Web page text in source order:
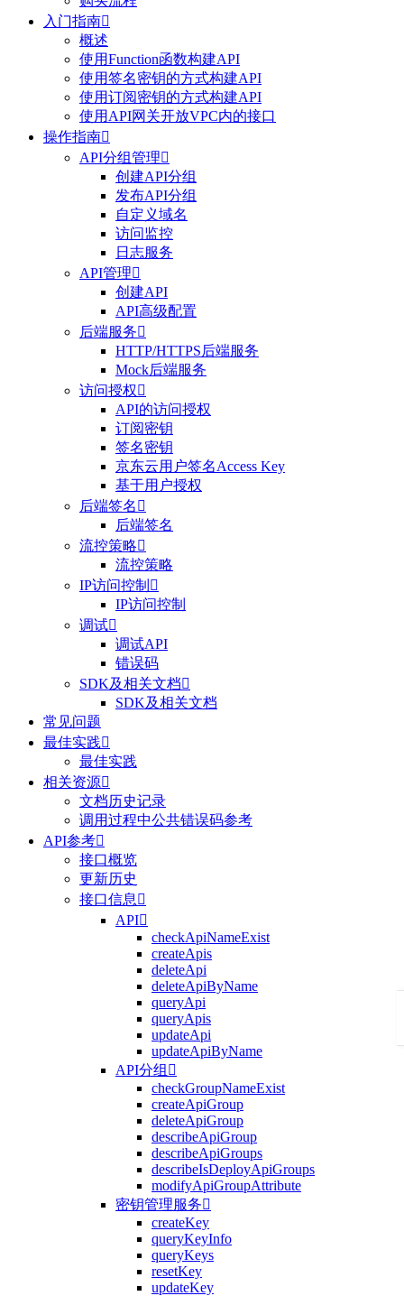
入门指南
概述
使用Function函数构建API
使用签名密钥的方式构建API
使用订阅密钥的方式构建API
使用API网关开放VPC内的接口
操作指南
API分组管理
创建API分组
发布API分组
自定义域名
访问监控
日志服务
API管理
创建API
API高级配置
后端服务
HTTP/HTTPS后端服务
Mock后端服务
访问授权
API的访问授权
订阅密钥
签名密钥
京东云用户签名Access Key
基于用户授权
后端签名 
后端签名
流控策略
流控策略
IP访问控制 
IP访问控制
调试
调试API
错误码
SDK及相关文档
SDK及相关文档
常见问题
最佳实践
最佳实践
相关资源
文档历史记录
调用过程中公共错误码参考
API参考
接口概览
更新历史
接口信息 
API
checkApiNameExist
createApis
deleteApi
deleteApiByName
queryApi
queryApis
updateApi
updateApiByName
API分组 
checkGroupNameExist
createApiGroup
deleteApiGroup
describeApiGroup
describeApiGroups
describeIsDeployApiGroups
modifyApiGroupAttribute
密钥管理服务
createKey
queryKeyInfo
queryKeys
resetKey
updateKey